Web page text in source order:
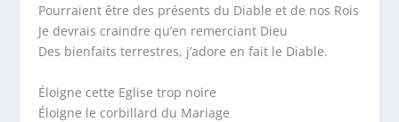
Pourraient être des présents du Diable et de nos Rois
Je devrais craindre qu’en remerciant Dieu
Des bienfaits terrestres, j’adore en fait le Diable.
Éloigne cette Eglise trop noire
Éloigne le corbillard du Mariage